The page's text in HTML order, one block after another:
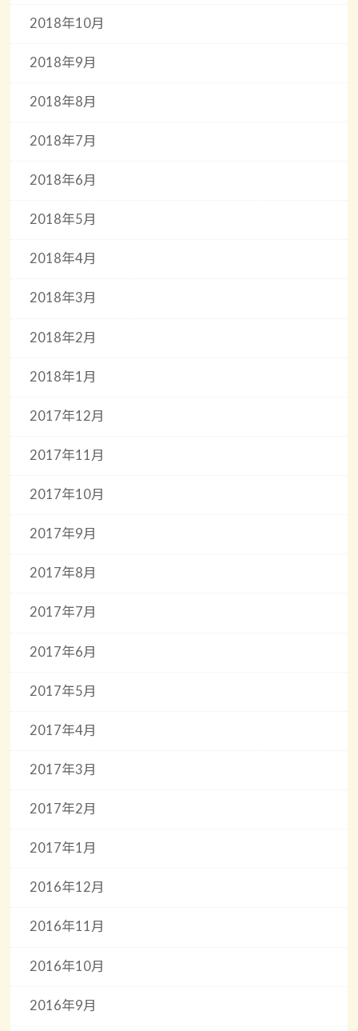
2018年10月
2018年9月
2018年8月
2018年7月
2018年6月
2018年5月
2018年4月
2018年3月
2018年2月
2018年1月
2017年12月
2017年11月
2017年10月
2017年9月
2017年8月
2017年7月
2017年6月
2017年5月
2017年4月
2017年3月
2017年2月
2017年1月
2016年12月
2016年11月
2016年10月
2016年9月